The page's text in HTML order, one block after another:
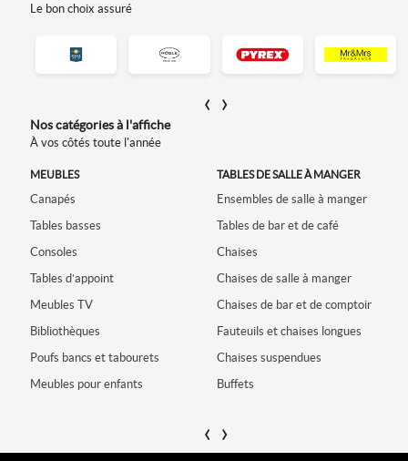
Le bon choix assuré
‹ ›
Nos catégories à l'affiche
À vos côtés toute l'année
MEUBLES
Canapés
Tables basses
Consoles
Tables d’appoint
Meubles TV
Bibliothèques
Poufs bancs et tabourets
Meubles pour enfants
TABLES DE SALLE À MANGER
Ensembles de salle à manger
Tables de bar et de café
Chaises
Chaises de salle à manger
Chaises de bar et de comptoir
Fauteuils et chaises longues
Chaises suspendues
Buffets
‹ ›